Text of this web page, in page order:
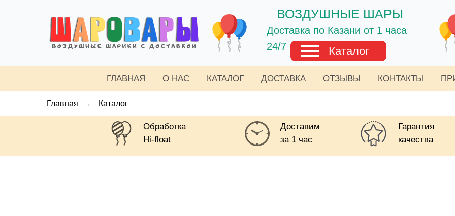
ВОЗДУШНЫЕ ШАРЫ
Доставка по Казани от 1 часа
24/7
Каталог
ГЛАВНАЯ О НАС КАТАЛОГ ДОСТАВКА ОТЗЫВЫ КОНТАКТЫ
Главная → Каталог
Обработка
Hi-float
Доставим
за 1 час
Гарантия
качества